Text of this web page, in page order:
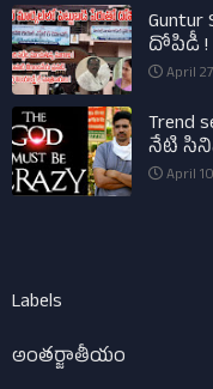
దోపిడీ !
April
Trend
నేటి
April
Labels
అంతర్జాతీయం